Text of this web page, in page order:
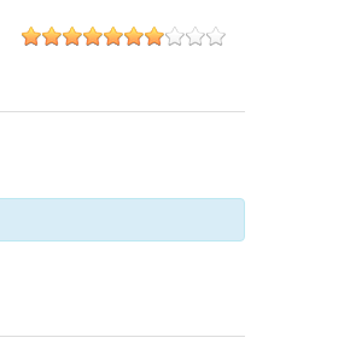
7